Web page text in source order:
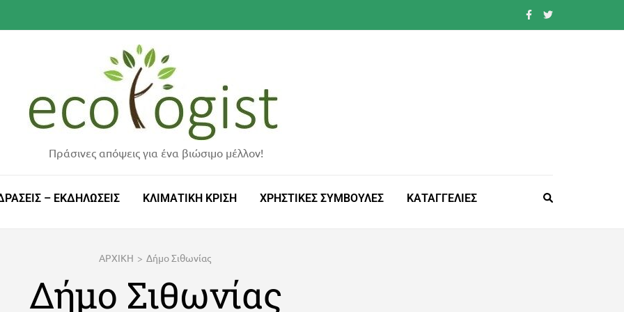
Πράσινες απόψεις για ένα βιώσιμο μέλλον!
– ΕΚΔΗΛΩΣΕΙΣ ΚΛΙΜΑΤΙΚΗ ΚΡΙΣΗ ΧΡΗΣΤΙΚΕΣ ΣΥΜΒΟΥΛΕΣ ΚΑΤΑΓΓΕΛΙΕΣ
ΑΡΧΙΚΗ > Δήμο Σιθωνίας
Δήμο Σιθωνίας